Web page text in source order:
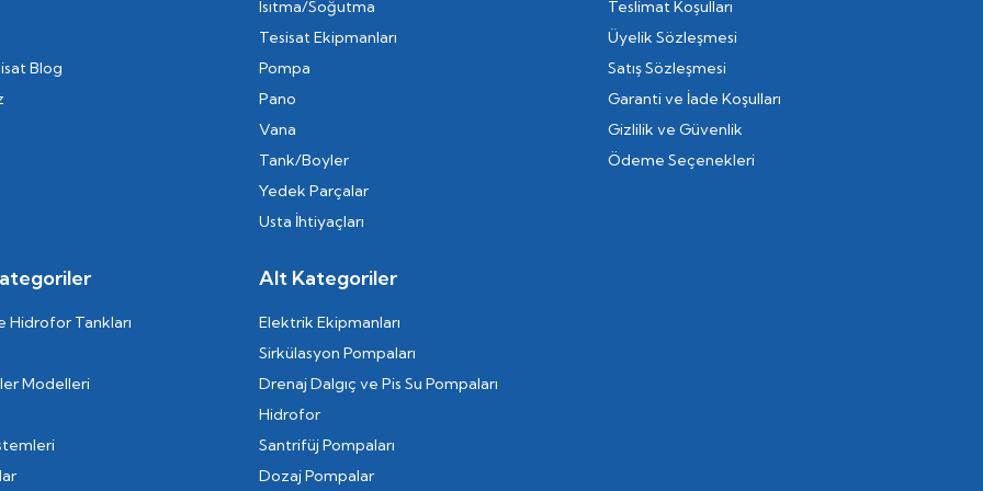
Blog
Isıtma/Soğutma
Tesisat Ekipmanları
Pompa
Pano
Vana
Tank/Boyler
Yedek Parçalar
Usta İhtiyaçları
Teslimat Koşulları
Üyelik Sözleşmesi
Satış Sözleşmesi
Garanti ve İade Koşulları
Gizlilik ve Güvenlik
Ödeme Seçenekleri
Hidrofor Tankları
Modelleri
Alt Kategoriler
Elektrik Ekipmanları
Sirkülasyon Pompaları
Drenaj Dalgıç ve Pis Su Pompaları
Hidrofor
Santrifüj Pompaları
Dozaj Pompalar